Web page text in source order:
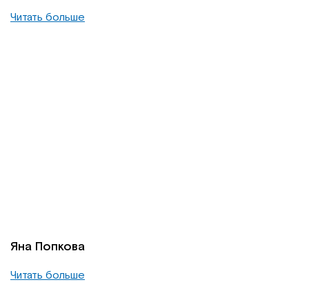
Читать больше
Яна Попкова
Читать больше